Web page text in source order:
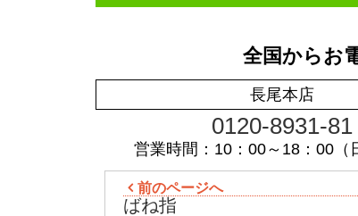
全国からお
長尾本店
0120-8931-81
営業時間：10：00～18：00（
前のページへ
ばね指